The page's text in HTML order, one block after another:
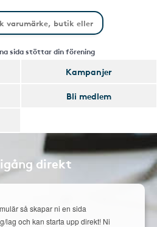
sida stöttar din förening
Kampanjer
Bli medlem
direkt
så skapar ni en sida
lag och kan starta upp direkt! Ni